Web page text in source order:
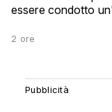
essere condotto
2 ore